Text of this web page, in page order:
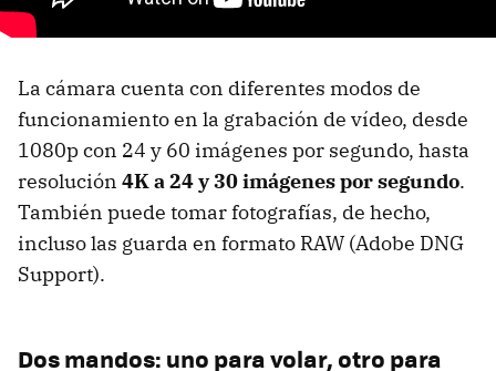
La cámara cuenta con diferentes modos de
funcionamiento en la grabación de vídeo, desde
1080p con 24 y 60 imágenes por segundo, hasta
resolución 4K a 24 y 30 imágenes por segundo.
También puede tomar fotografías, de hecho,
incluso las guarda en formato RAW (Adobe DNG
Support).
Dos mandos: uno para volar, otro para